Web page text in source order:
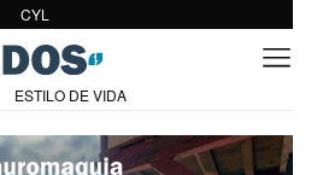
CYL
ESTILO DE VIDA